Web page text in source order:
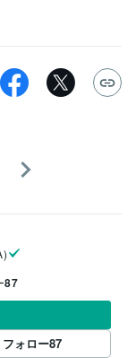
87
フォロー87